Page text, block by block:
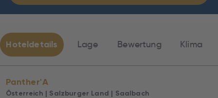
Hoteldetails Lage Bewertung Klima
Panther'A
Österreich | Salzburger Land | Saalbach